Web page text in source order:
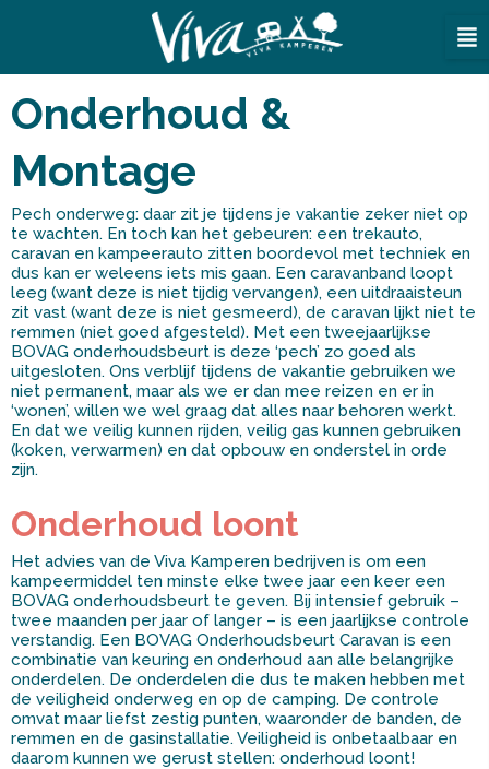
Onderhoud &
Montage
Pech onderweg: daar zit je tijdens je vakantie zeker niet op
te wachten. En toch kan het gebeuren: een trekauto,
caravan en kampeerauto zitten boordevol met techniek en
dus kan er weleens iets mis gaan. Een caravanband loopt
leeg (want deze is niet tijdig vervangen), een uitdraaisteun
zit vast (want deze is niet gesmeerd), de caravan lijkt niet te
remmen (niet goed afgesteld). Met een tweejaarlijkse
BOVAG onderhoudsbeurt is deze ‘pech’ zo goed als
uitgesloten. Ons verblijf tijdens de vakantie gebruiken we
niet permanent, maar als we er dan mee reizen en er in
‘wonen’, willen we wel graag dat alles naar behoren werkt.
En dat we veilig kunnen rijden, veilig gas kunnen gebruiken
(koken, verwarmen) en dat opbouw en onderstel in orde
zijn.
Onderhoud loont
Het advies van de Viva Kamperen bedrijven is om een
kampeermiddel ten minste elke twee jaar een keer een
BOVAG onderhoudsbeurt te geven. Bij intensief gebruik –
twee maanden per jaar of langer – is een jaarlijkse controle
verstandig. Een BOVAG Onderhoudsbeurt Caravan is een
combinatie van keuring en onderhoud aan alle belangrijke
onderdelen. De onderdelen die dus te maken hebben met
de veiligheid onderweg en op de camping. De controle
omvat maar liefst zestig punten, waaronder de banden, de
remmen en de gasinstallatie. Veiligheid is onbetaalbaar en
daarom kunnen we gerust stellen: onderhoud loont!